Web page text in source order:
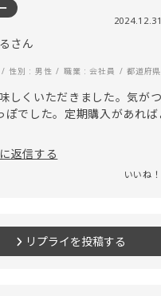
さん
性別 : 男性 職業 : 会社員 都道府
しくいただきました。気が
ぽでした。定期購入があれば
返信する
いいね
リプライを投稿する